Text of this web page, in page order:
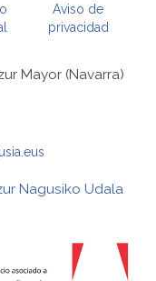
Aviso de
privacidad
Mayor (Navarra)
Nagusiko Udala